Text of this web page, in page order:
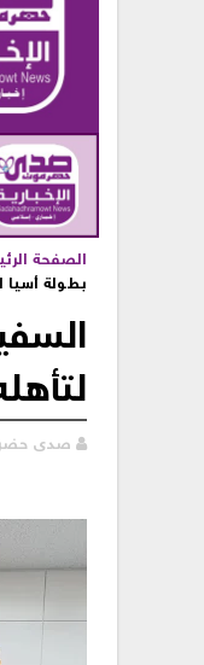
الصفحة
بطولة أسيا
صدى